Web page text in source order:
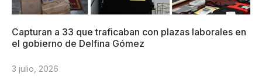
Capturan a 33 que traficaban con plazas laborales en
el gobierno de Delfina Gómez
3 julio, 2026